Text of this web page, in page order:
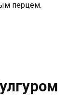
перцем.